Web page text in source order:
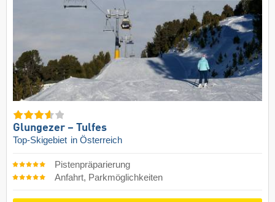
Glungezer – Tulfes
Top-Skigebiet in Österreich
Pistenpräparierung
Anfahrt, Parkmöglichkeiten